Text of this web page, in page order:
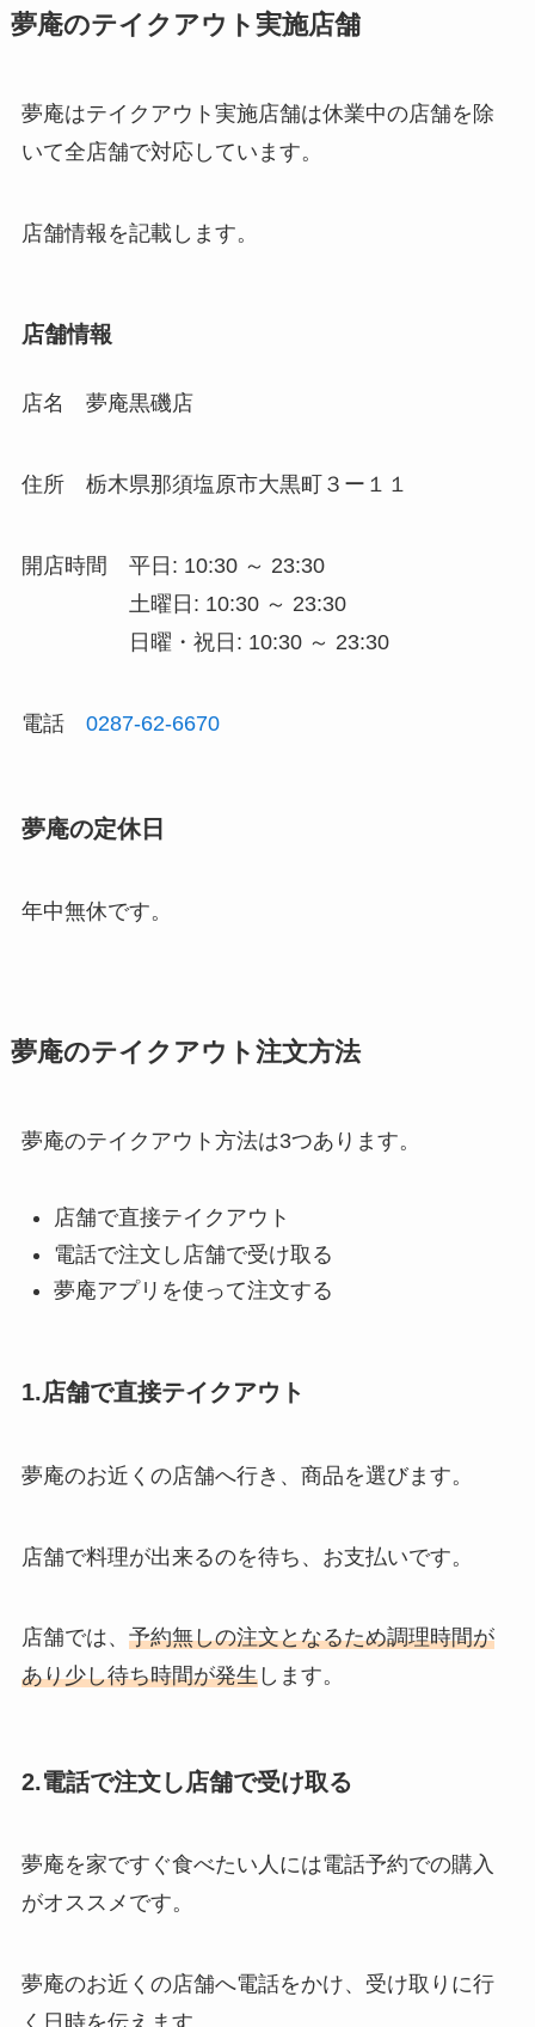
夢庵のテイクアウト実施店舗
夢庵はテイクアウト実施店舗は休業中の店舗を除
いて全店舗で対応しています。
店舗情報を記載します。
店舗情報
店名 夢庵黒磯店
住所 栃木県那須塩原市大黒町３ー１１
開店時間 平日: 10:30 ～ 23:30
土曜日: 10:30 ～ 23:30
日曜・祝日: 10:30 ～ 23:30
電話 0287-62-6670
夢庵の定休日
年中無休です。
夢庵のテイクアウト注文方法
夢庵のテイクアウト方法は3つあります。
店舗で直接テイクアウト
電話で注文し店舗で受け取る
夢庵アプリを使って注文する
1.店舗で直接テイクアウト
夢庵のお近くの店舗へ行き、商品を選びます。
店舗で料理が出来るのを待ち、お支払いです。
店舗では、 予約無しの注文となるため調理時間が
あり少し待ち時間が発生します。
2.電話で注文し店舗で受け取る
夢庵を家ですぐ食べたい人には電話予約での購入
がオススメです。
夢庵のお近くの店舗へ電話をかけ、受け取りに行
く日時を伝えます。